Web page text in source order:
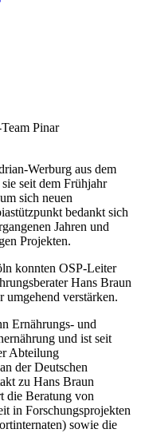
Pinar
Werburg aus dem
seit dem Frühjahr
sich neuen
bedankt sich
Jahren und
Projekten.
konnten OSP-Leiter
Hans Braun
umgehend verstärken.
Ernährungs- und
und ist seit
Abteilung
der Deutschen
zu Hans Braun
die Beratung von
in Forschungsprojekten
sowie die